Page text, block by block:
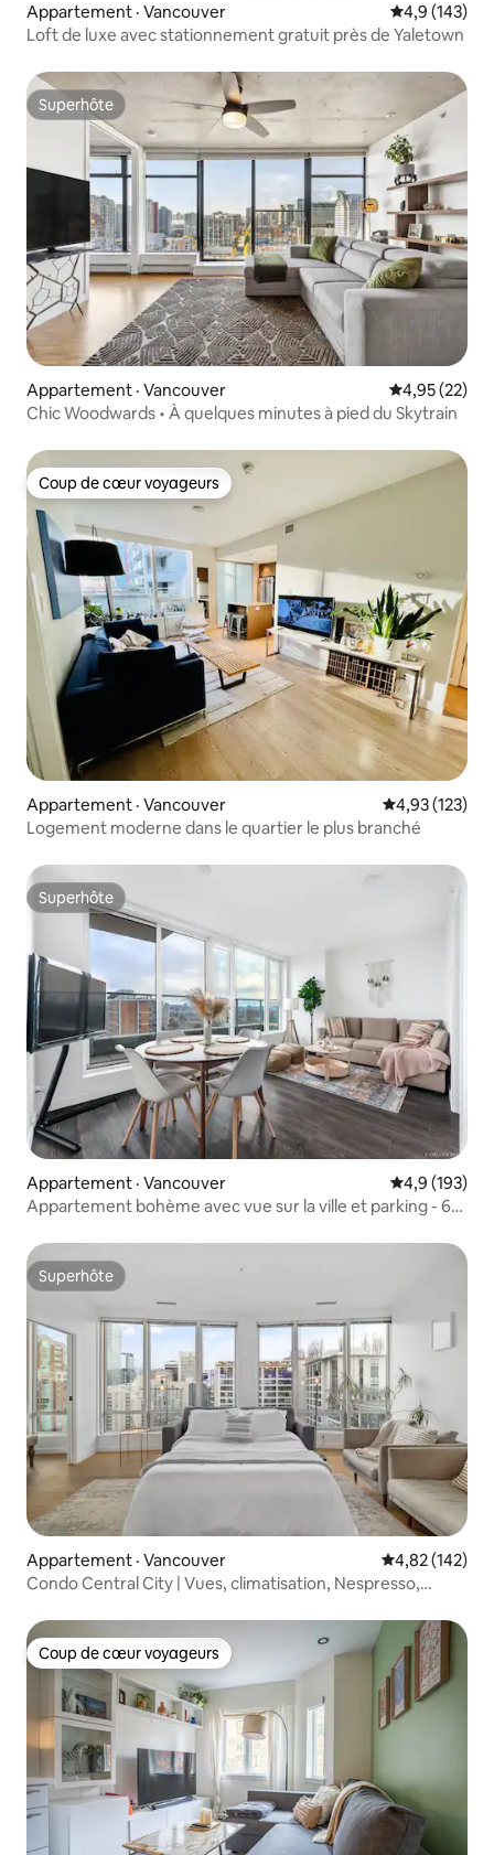
Appartement · Vancouver Note
4,9 (143)
Loft de luxe avec stationnement gratuit près de Yaletown
Superhôte
Superhôte
Appartement · Vancouver Note
4,95 (22)
Chic Woodwards • À quelques minutes à pied du Skytrain
Coup de cœur voyageurs
Coup de cœur voyageurs
Appartement · Vancouver Note
4,93 (123)
Logement moderne dans le quartier le plus branché
Superhôte
Superhôte
Appartement · Vancouver Note
4,9 (193)
Appartement bohème avec vue sur la ville et parking - 6
Superhôte
Superhôte
Appartement · Vancouver Note
4,82 (142)
Condo Central City | Vues, climatisation, Nespresso,
Coup de cœur voyageurs
Coup de cœur voyageurs